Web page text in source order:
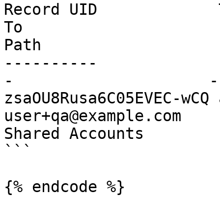
Record UID
To
Path
----------
-
zsaOU8Rusa6C05EVEC-
Shared Accounts
```
{% endcode %}